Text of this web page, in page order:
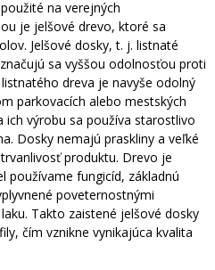
na verejných
je jelšové drevo, ktoré sa
Jelšové dosky, t. j. listnaté
sa vyššou odolnosťou proti
dreva je navyše odolný
parkovacích alebo mestských
ich výrobu sa používa starostlivo
Dosky nemajú praskliny a veľké
produktu. Drevo je
používame fungicíd, základnú
poveternostnými
Takto zaistené jelšové dosky
čím vznikne vynikajúca kvalita